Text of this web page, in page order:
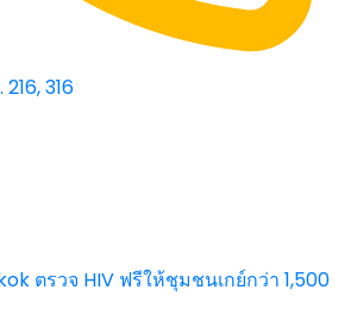
316
ตรวจ HIV ฟรีให้ชุมชนเกย์กว่า 1,500